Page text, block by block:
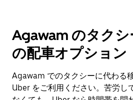
Agawam のタク
の配車オプション
Agawam でのタクシーに代わる
Uber をご利用ください。苦労し